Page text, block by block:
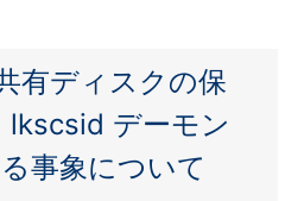
有ディスクの保
lkscsid デーモン
事象について